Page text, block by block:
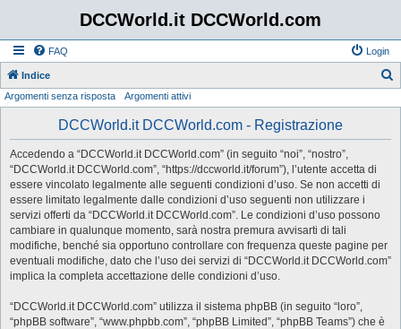
DCCWorld.it DCCWorld.com
FAQ Login
Indice
Argomenti senza risposta Argomenti attivi
DCCWorld.it DCCWorld.com - Registrazione
Accedendo a “DCCWorld.it DCCWorld.com” (in seguito “noi”, “nostro”,
“DCCWorld.it DCCWorld.com”, “https://dccworld.it/forum”), l’utente accetta di
essere vincolato legalmente alle seguenti condizioni d’uso. Se non accetti di
essere limitato legalmente dalle condizioni d’uso seguenti non utilizzare i
servizi offerti da “DCCWorld.it DCCWorld.com”. Le condizioni d’uso possono
cambiare in qualunque momento, sarà nostra premura avvisarti di tali
modifiche, benché sia opportuno controllare con frequenza queste pagine per
eventuali modifiche, dato che l’uso dei servizi di “DCCWorld.it DCCWorld.com”
implica la completa accettazione delle condizioni d’uso.
“DCCWorld.it DCCWorld.com” utilizza il sistema phpBB (in seguito “loro”,
“phpBB software”, “www.phpbb.com”, “phpBB Limited”, “phpBB Teams”) che è